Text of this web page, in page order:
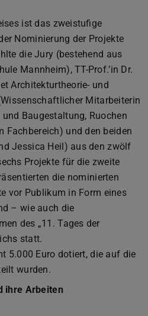
ist das zweistufige
Nominierung der Projekte
die Jury (bestehend aus
Mannheim), TT-Prof.’in Dr.
Architekturtheorie- und
Mitarbeiterin
Baugestaltung, Ruochen
Fachbereich) und den beiden
Jessica Heil) aus den zwölf
Projekte für die zweite
die nominierten
vor Publikum in Form eines
– wie auch die
des „11. Tages der
statt.
5.000 Euro dotiert, die auf die
wurden.
ihre Arbeiten